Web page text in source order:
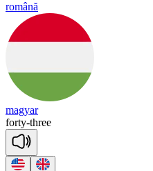
română
magyar
forty-three